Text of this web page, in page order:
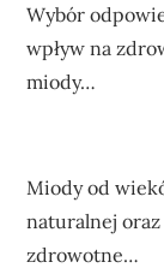
Wybór
wpływ na
miody…
Miody od
naturalnej
zdrowotne…